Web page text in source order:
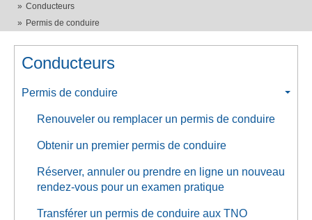
Conducteurs
Permis de conduire
Conducteurs
Permis de conduire
Renouveler ou remplacer un permis de conduire
Obtenir un premier permis de conduire
Réserver, annuler ou prendre en ligne un nouveau
rendez-vous pour un examen pratique
Transférer un permis de conduire aux TNO